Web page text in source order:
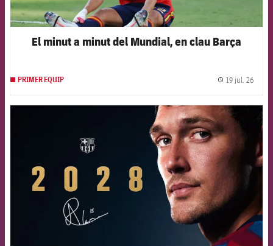
El minut a minut del Mundial, en clau Barça
PRIMER EQUIP 19 jul. 26
FCB Barcelona badge